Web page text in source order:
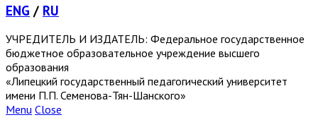
ENG / RU
УЧРЕДИТЕЛЬ И ИЗДАТЕЛЬ: Федеральное государственное
бюджетное образовательное учреждение высшего
образования
«Липецкий государственный педагогический университет
имени П.П. Семенова-Тян-Шанского»
Menu Close